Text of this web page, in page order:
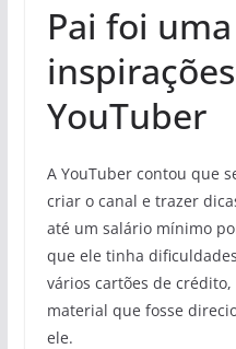
Pai foi
YouTuber
A YouTuber contou que
criar o canal e trazer
até um salário mínimo
que ele tinha
vários cartões de
material que fosse
ele.